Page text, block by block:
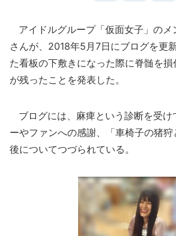
アイドルグループ「仮面女子」のメ
さんが、2018年5月7日にブログを更
た看板の下敷きになった際に脊髄を
が残ったことを発表した。
ブログには、麻痺という診断を受け
ーやファンへの感謝、「車椅子の猪
後についてつづられている。